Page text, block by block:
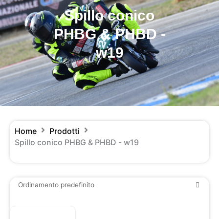
Spillo conico
PHBG & PHBD -
w19
Home
Prodotti
Spillo conico PHBG & PHBD - w19